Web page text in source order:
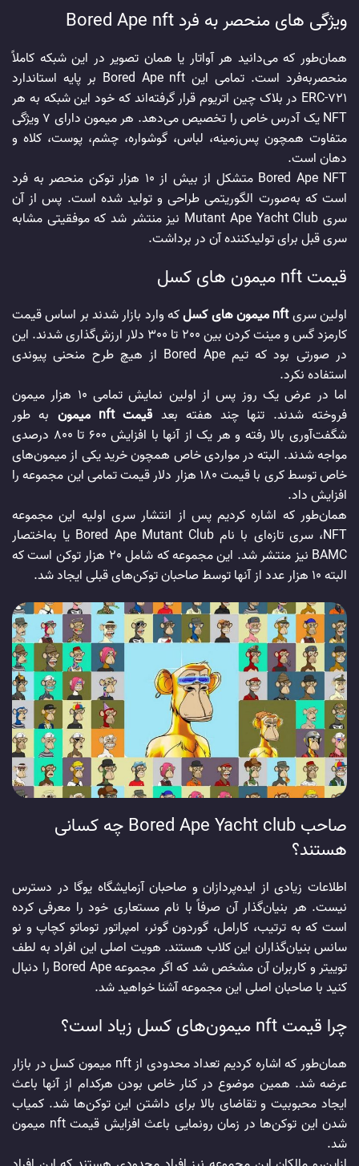
ویژگی های منحصر به فرد Bored Ape nft
همان‌طور که می‌دانید هر آواتار یا همان تصویر در این شبکه کاملاً
منحصربه‌فرد است. تمامی این Bored Ape nft بر پایه استاندارد
ERC-721 در بلاک چین اتریوم قرار گرفته‌اند که خود این شبکه به هر
NFT یک آدرس خاص را تخصیص می‌دهد. هر میمون دارای 7 ویژگی
متفاوت همچون پس‌زمینه، لباس، گوشواره، چشم، پوست، کلاه و
دهان است.
Bored Ape NFT متشکل از بیش از 10 هزار توکن منحصر به فرد
است که به‌صورت الگوریتمی طراحی و تولید شده است. پس از آن
سری Mutant Ape Yacht Club نیز منتشر شد که موفقیتی مشابه
سری قبل برای تولیدکننده آن در برداشت.
قیمت nft میمون های کسل
اولین سریnft میمون های کسل
که وارد بازار شدند بر اساس قیمت
کارمزد گس و مینت کردن بین 200 تا 300 دلار ارزش‌گذاری شدند. این
در صورتی بود که تیم Bored Ape از هیچ طرح منحنی پیوندی
استفاده نکرد.
اما در عرض یک روز پس از اولین نمایش تمامی 10 هزار میمون
فروخته شدند. تنها چند هفته بعد قیمت nft میمون
به طور
شگفت‌آوری بالا رفته و هر یک از آنها با افزایش 600 تا 800 درصدی
مواجه شدند. البته در مواردی خاص همچون خرید یکی از میمون‌های
خاص توسط کری با قیمت 180 هزار دلار قیمت تمامی این مجموعه را
افزایش داد.
همان‌طور که اشاره کردیم پس از انتشار سری اولیه این مجموعه
NFT، سری تازه‌ای با نام Bored Ape Mutant Club یا به‌اختصار
BAMC نیز منتشر شد. این مجموعه که شامل 20 هزار توکن است که
البته 10 هزار عدد از آنها توسط صاحبان توکن‌های قبلی ایجاد شد.
صاحب Bored Ape Yacht club چه کسانی
هستند؟
اطلاعات زیادی از ایده‌پردازان و صاحبان آزمایشگاه یوگا در دسترس
نیست. هر بنیان‌گذار آن صرفاً با نام مستعاری خود را معرفی کرده
است که به ترتیب، کارامل، گوردون گونر، امپراتور توماتو کچاپ و نو
سانس بنیان‌گذاران این کلاب هستند. هویت اصلی این افراد به لطف
توییتر و کاربران آن مشخص شد که اگر مجموعه Bored Ape را دنبال
کنید با صاحبان اصلی این مجموعه آشنا خواهید شد.
چرا قیمت nft میمون‌های کسل زیاد است؟
همان‌طور که اشاره کردیم تعداد محدودی از nft میمون کسل در بازار
عرضه شد. همین موضوع در کنار خاص بودن هرکدام از آنها باعث
ایجاد محبوبیت و تقاضای بالا برای داشتن این توکن‌ها شد. کمیاب
شدن این توکن‌ها در زمان رونمایی باعث افزایش قیمت nft میمون
شد.